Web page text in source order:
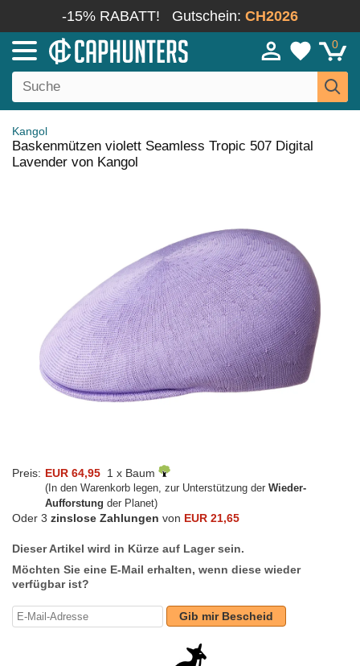
-15% RABATT! Gutschein: CH2026
0
Kangol
Baskenmützen violett Seamless Tropic 507 Digital
Lavender von Kangol
Preis: EUR 64,95 1 x Baum
(In den Warenkorb legen, zur Unterstützung der Wieder-
Aufforstung der Planet)
Oder 3 zinslose Zahlungen von EUR 21,65
Dieser Artikel wird in Kürze auf Lager sein.
Möchten Sie eine E-Mail erhalten, wenn diese wieder
verfügbar ist?
Gib mir Bescheid